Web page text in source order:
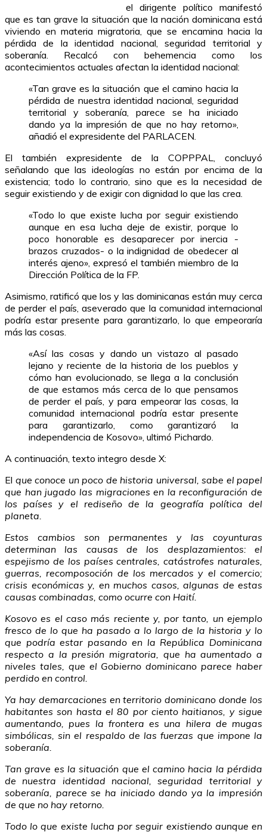
el dirigente político manifestó
que es tan grave la situación que la nación dominicana está
viviendo en materia migratoria, que se encamina hacia la
pérdida de la identidad nacional, seguridad territorial y
soberanía. Recalcó con behemencia como los
acontecimientos actuales afectan la identidad nacional:
«Tan grave es la situación que el camino hacia la
pérdida de nuestra identidad nacional, seguridad
territorial y soberanía, parece se ha iniciado
dando ya la impresión de que no hay retorno»,
añadió el expresidente del PARLACEN.
El también expresidente de la COPPPAL, concluyó
señalando que las ideologías no están por encima de la
existencia; todo lo contrario, sino que es la necesidad de
seguir existiendo y de exigir con dignidad lo que las crea.
«Todo lo que existe lucha por seguir existiendo
aunque en esa lucha deje de existir, porque lo
poco honorable es desaparecer por inercia -
brazos cruzados- o la indignidad de obedecer al
interés ajeno», expresó el también miembro de la
Dirección Política de la FP.
Asimismo, ratificó que los y las dominicanas están muy cerca
de perder el país, aseverado que la comunidad internacional
podría estar presente para garantizarlo, lo que empeoraría
más las cosas.
«Así las cosas y dando un vistazo al pasado
lejano y reciente de la historia de los pueblos y
cómo han evolucionado, se llega a la conclusión
de que estamos más cerca de lo que pensamos
de perder el país, y para empeorar las cosas, la
comunidad internacional podría estar presente
para garantizarlo, como garantizaró la
independencia de Kosovo», ultimó Pichardo.
A continuación, texto integro desde X:
El que conoce un poco de historia universal, sabe el papel
que han jugado las migraciones en la reconfiguración de
los países y el rediseño de la geografía política del
planeta.
Estos cambios son permanentes y las coyunturas
determinan las causas de los desplazamientos: el
espejismo de los países centrales, catástrofes naturales,
guerras, recomposoción de los mercados y el comercio;
crisis económicas y, en muchos casos, algunas de estas
causas combinadas, como ocurre con Haití.
Kosovo es el caso más reciente y, por tanto, un ejemplo
fresco de lo que ha pasado a lo largo de la historia y lo
que podría estar pasando en la República Dominicana
respecto a la presión migratoria, que ha aumentado a
niveles tales, que el Gobierno dominicano parece haber
perdido en control.
Ya hay demarcaciones en territorio dominicano donde los
habitantes son hasta el 80 por ciento haitianos, y sigue
aumentando, pues la frontera es una hilera de mugas
simbólicas, sin el respaldo de las fuerzas que impone la
soberanía.
Tan grave es la situación que el camino hacia la pérdida
de nuestra identidad nacional, seguridad territorial y
soberanía, parece se ha iniciado dando ya la impresión
de que no hay retorno.
Todo lo que existe lucha por seguir existiendo aunque en